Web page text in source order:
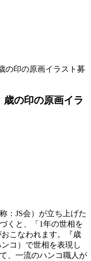
の印の原画イラスト募
の印の原画イラ
：JS会）が立ち上げた
くと、「1年の世相を
こなわれます。『歳
コ）で世相を表現し
、一流のハンコ職人が